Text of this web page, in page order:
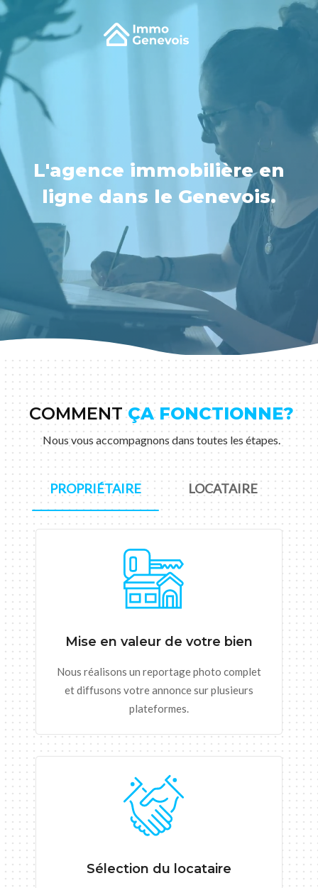
L'agence immobilière en
ligne dans le Genevois.
COMMENTÇA FONCTIONNE?
Nous vous accompagnons dans toutes les étapes.
PROPRIÉTAIRE LOCATAIRE
Mise en valeur de votre bien
Nous réalisons un reportage photo complet
et diffusons votre annonce sur plusieurs
plateformes.
Sélection du locataire